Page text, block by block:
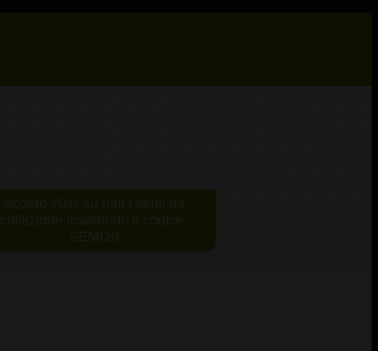
Sconto 20% su tutti i semi da
collezione inserendo il codice:
SEMI20